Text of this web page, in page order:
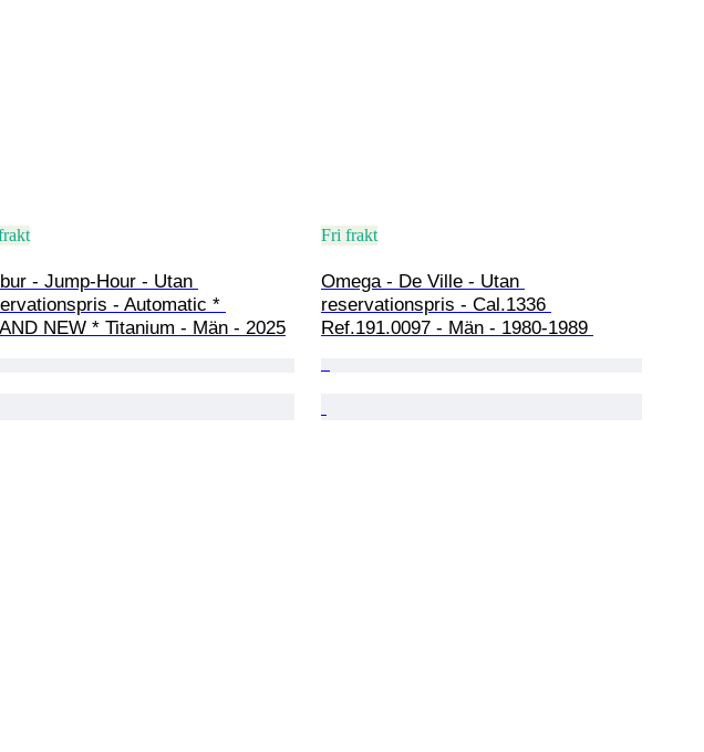
- Jump-Hour - Utan
- Automatic *
NEW * Titanium - Män - 2025
Fri frakt
Omega - De Ville - Utan
reservationspris - Cal.1336
Ref.191.0097 - Män - 1980-1989